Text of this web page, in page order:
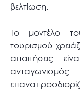
βελτίωση.
Το μοντέλο
τουρισμού
απαιτήσεις